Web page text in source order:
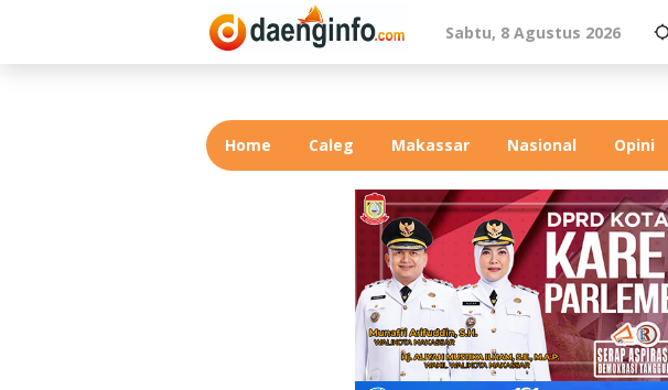
Sabtu, 8 Agustus 2026
Home Caleg Makassar Nasional Opini